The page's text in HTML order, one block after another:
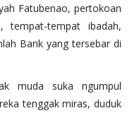
Fatubenao, pertokoan
tempat-tempat ibadah,
Bank yang tersebar di
muda suka ngumpul
tenggak miras, duduk